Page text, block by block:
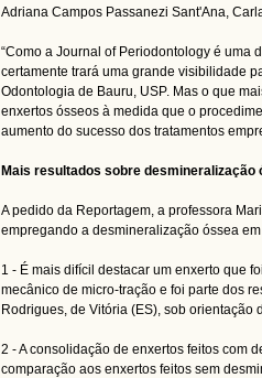
Adriana Campos Passanezi Sant'Ana,
“Como a Journal of Periodontology é uma
certamente trará uma grande visibilidade
Odontologia de Bauru, USP. Mas o que
enxertos ósseos à medida que o
aumento do sucesso dos tratamentos
Mais resultados sobre desmineralização
A pedido da Reportagem, a professora
empregando a desmineralização óssea em
1 - É mais difícil destacar um enxerto que
mecânico de micro-tração e foi parte dos
Rodrigues, de Vitória (ES), sob orientação
2 - A consolidação de enxertos feitos com
comparação aos enxertos feitos sem